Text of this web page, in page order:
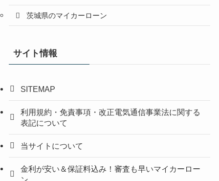
茨城県のマイカーローン
サイト情報
SITEMAP
利用規約・免責事項・改正電気通信事業法に関する
表記について
当サイトについて
金利が安い＆保証料込み！審査も早いマイカーロー